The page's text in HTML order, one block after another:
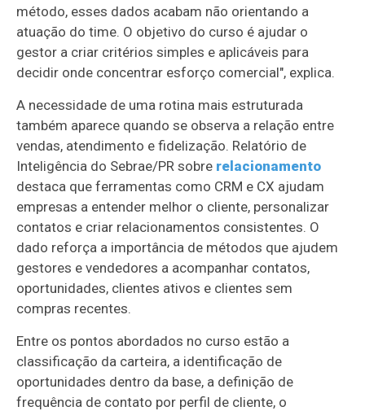
método, esses dados acabam não orientando a
atuação do time. O objetivo do curso é ajudar o
gestor a criar critérios simples e aplicáveis para
decidir onde concentrar esforço comercial", explica.
A necessidade de uma rotina mais estruturada
também aparece quando se observa a relação entre
vendas, atendimento e fidelização. Relatório de
Inteligência do Sebrae/PR sobre relacionamento
destaca que ferramentas como CRM e CX ajudam
empresas a entender melhor o cliente, personalizar
contatos e criar relacionamentos consistentes. O
dado reforça a importância de métodos que ajudem
gestores e vendedores a acompanhar contatos,
oportunidades, clientes ativos e clientes sem
compras recentes.
Entre os pontos abordados no curso estão a
classificação da carteira, a identificação de
oportunidades dentro da base, a definição de
frequência de contato por perfil de cliente, o